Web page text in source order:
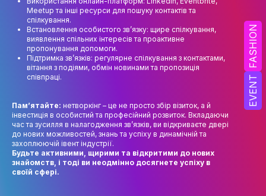
EVENT
FASHION
ПІДВИЩЕННЯ КВАЛІФІКАЦІЇ
ЯКІСТЬ ОСВІТИ
АКАДЕМІЧНА ДОБРОЧЕСНІСТЬ
АКАДЕМІЧНА МОБІЛЬНІСТЬ
СПІВПРАЦЯ
КАФЕДРА ФЕШН ТА ШОУ-БІЗНЕСУ
МЕТА, ЗАВДАННЯ ТА ІСТОРІЯ КАФЕДРИ
ВИКЛАДАЦЬКИЙ СКЛАД
Meetup та інші ресурси для пошуку контактів та
спілкування.
Встановлення особистого зв’язку: щире спілкування,
виявлення спільних інтересів та проактивне
пропонування допомоги.
Підтримка зв’язків: регулярне спілкування з контактами,
вітання з подіями, обмін новинами та пропозиція
співпраці.
Пам’ятайте: нетворкінг – це не просто збір візиток, а й
інвестиція в особистий та професійний розвиток. Вкладаючи
час та зусилля в налагодження зв’язків, ви відкриваєте двері
до нових можливостей, знань та успіху в динамічній та
захоплюючій івент індустрії.
Будьте активними, щирими та відкритими до нових
знайомств, і тоді ви неодмінно досягнете успіху в
своїй сфері.